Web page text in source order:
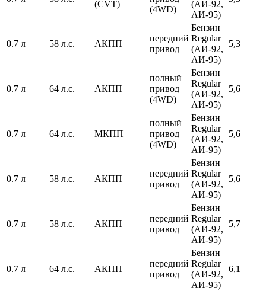
(CVT)
(4WD)
(АИ-92,
АИ-95)
0.7 л 58 л.с. АКПП
передний
привод
Бензин
Regular
(АИ-92,
АИ-95)
5,3
0.7 л 64 л.с. АКПП
полный
привод
(4WD)
Бензин
Regular
(АИ-92,
АИ-95)
5,6
0.7 л 64 л.с. МКПП
полный
привод
(4WD)
Бензин
Regular
(АИ-92,
АИ-95)
5,6
0.7 л 58 л.с. АКПП
передний
привод
Бензин
Regular
(АИ-92,
АИ-95)
5,6
0.7 л 58 л.с. АКПП
передний
привод
Бензин
Regular
(АИ-92,
АИ-95)
5,7
0.7 л 64 л.с. АКПП
передний
привод
Бензин
Regular
(АИ-92,
АИ-95)
6,1